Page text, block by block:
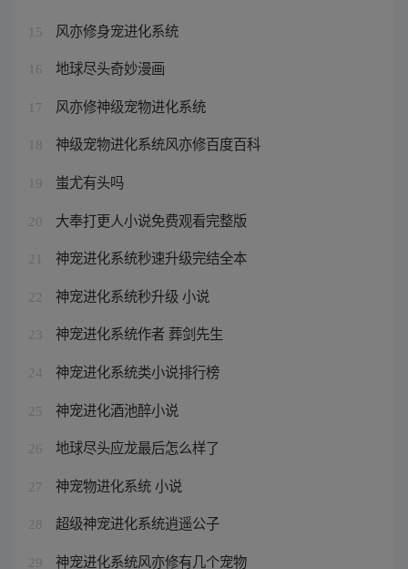
15 风亦修身宠进化系统
16 地球尽头奇妙漫画
17 风亦修神级宠物进化系统
18 神级宠物进化系统风亦修百度百科
19 蚩尤有头吗
20 大奉打更人小说免费观看完整版
21 神宠进化系统秒速升级完结全本
22 神宠进化系统秒升级 小说
23 神宠进化系统作者 葬剑先生
24 神宠进化系统类小说排行榜
25 神宠进化酒池醉小说
26 地球尽头应龙最后怎么样了
27 神宠物进化系统 小说
28 超级神宠进化系统逍遥公子
29 神宠进化系统风亦修有几个宠物